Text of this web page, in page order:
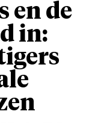
en de
in: